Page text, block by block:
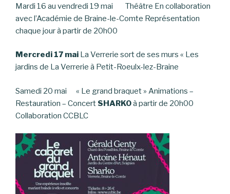
Mardi 16 au vendredi 19 mai Théâtre En collaboration
avec l’Académie de Braine-le-Comte Représentation
chaque jour à partir de 20h00
Mercredi 17 mai La Verrerie sort de ses murs « Les
jardins de La Verrerie à Petit-Roeulx-lez-Braine
Samedi 20 mai « Le grand braquet » Animations –
Restauration – Concert SHARKOà partir de 20h00
Collaboration CCBLC